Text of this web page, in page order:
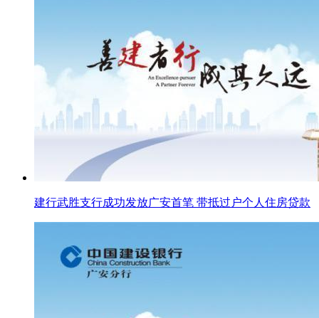
建行武胜支行成功发放广安首笔 带抵过户个人住房贷款